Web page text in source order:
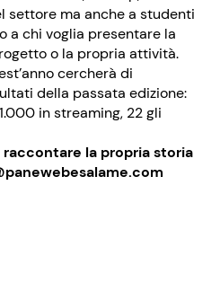
settore ma anche a studenti
a chi voglia presentare la
o la propria attività.
cercherà di
della passata edizione:
in streaming, 22 gli
raccontare la propria storia